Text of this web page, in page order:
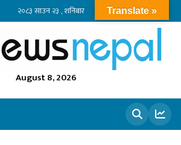
२०८३ साउन २३ , शनिबार
August 8, 2026
Translate »